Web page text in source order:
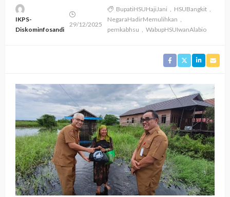
IKPS-
Diskominfosandi
29/12/2025
BupatiHSUHajiJani
HSUBangkit
NegaraHadirMemulihkan
pemkabhsu
WabupHSUIwanAlabio